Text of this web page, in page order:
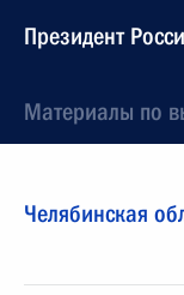
Президент
Материалы по
Челябинская